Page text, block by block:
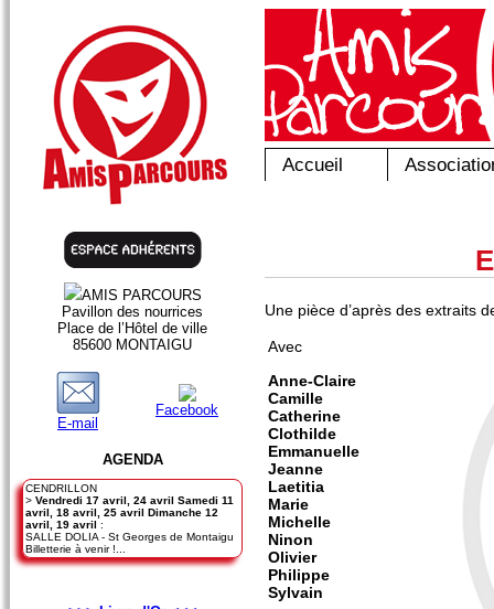
Accueil
Une pièce d’après des extraits
Avec
Anne-Claire
Camille
Catherine
Clothilde
Emmanuelle
Jeanne
Laetitia
Marie
Michelle
Ninon
Olivier
Philippe
Sylvain
AMIS PARCOURS
Pavillon des nourrices
Place de l’Hôtel de ville
85600 MONTAIGU
E-mail
Facebook
AGENDA
CENDRILLON
> Vendredi 17 avril, 24 avril Samedi 11
avril, 18 avril, 25 avril Dimanche 12
avril, 19 avril :
SALLE DOLIA - St Georges de Montaigu
Billetterie à venir !...